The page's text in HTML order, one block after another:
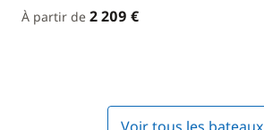
À partir de 2 209 €